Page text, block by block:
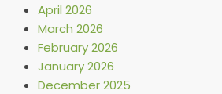
April 2026
March 2026
February 2026
January 2026
December 2025